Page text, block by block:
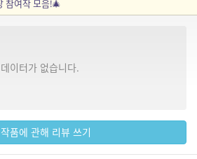
참여작 모음!🎄
데이터가 없습니다.
품에 관해 리뷰 쓰기